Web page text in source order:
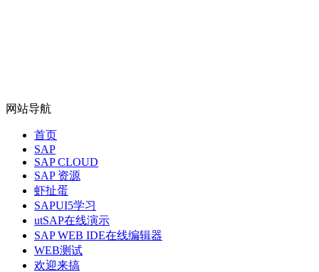
网站导航
首页
SAP
SAP CLOUD
SAP 资源
虾扯蛋
SAPUI5学习
utSAP在线演示
SAP WEB IDE在线编辑器
WEB测试
欢迎来搞